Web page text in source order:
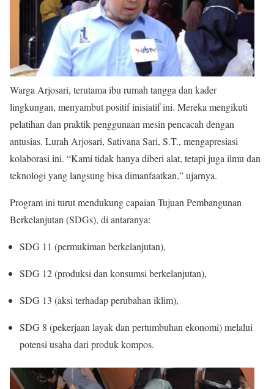
Warga Arjosari, terutama ibu rumah tangga dan kader
lingkungan, menyambut positif inisiatif ini. Mereka mengikuti
pelatihan dan praktik penggunaan mesin pencacah dengan
antusias. Lurah Arjosari, Sativana Sari, S.T., mengapresiasi
kolaborasi ini. “Kami tidak hanya diberi alat, tetapi juga ilmu dan
teknologi yang langsung bisa dimanfaatkan,” ujarnya.
Program ini turut mendukung capaian Tujuan Pembangunan
Berkelanjutan (SDGs), di antaranya:
SDG 11 (permukiman berkelanjutan),
SDG 12 (produksi dan konsumsi berkelanjutan),
SDG 13 (aksi terhadap perubahan iklim),
SDG 8 (pekerjaan layak dan pertumbuhan ekonomi) melalui
potensi usaha dari produk kompos.